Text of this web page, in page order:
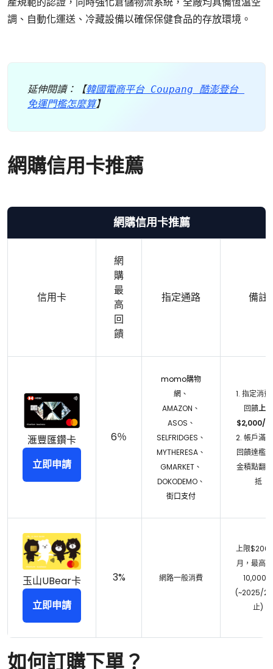
調、自動化運送、冷藏設備以確保保健食品的存放環境。
延伸閱讀：【韓國電商平台 Coupang 酷澎登台
免運門檻怎麼算】
網購信用卡推薦
網購信用卡推薦
信用卡
網
購
最
高
回
饋
指定通路 備註
滙豐匯鑽卡
立即申請
6％
momo購物
網 、
AMAZON、
ASOS、
SELFRIDGES、
MYTHERESA、
GMARKET、
DOKODEMO、
街口支付
1. 指定消費
回饋上限
$2,000/月
2. 帳戶滿
回饋達檻
金積點翻
抵
玉山UBear卡
立即申請
3% 網路一般消費
上限$200
月，最高
10,000元
(~2025/
止)
如何訂購下單？